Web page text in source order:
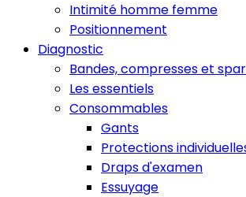
Intimité homme femme
Positionnement
Diagnostic
Bandes, compresses et
Les essentiels
Consommables
Gants
Protections
Draps d'examen
Essuyage